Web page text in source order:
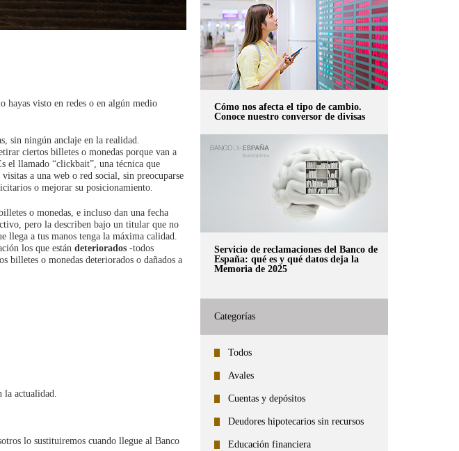
hayas visto en redes o en algún medio
sin ningún anclaje en la realidad.
ciertos billetes o monedas porque van a
el llamado “clickbait”, una técnica que
a una web o red social, sin preocuparse
o mejorar su posicionamiento.
o monedas, e incluso dan una fecha
pero la describen bajo un titular que no
llega a tus manos tenga la máxima calidad.
los que están deteriorados -todos
billetes o monedas deteriorados o dañados a
la actualidad.
lo sustituiremos cuando llegue al Banco
Cómo nos afecta el tipo de cambio.
Conoce nuestro conversor de divisas
Servicio de reclamaciones del Banco de
España: qué es y qué datos deja la
Memoria de 2025
Categorías
Todos
Avales
Cuentas y depósitos
Deudores hipotecarios sin recursos
Educación financiera